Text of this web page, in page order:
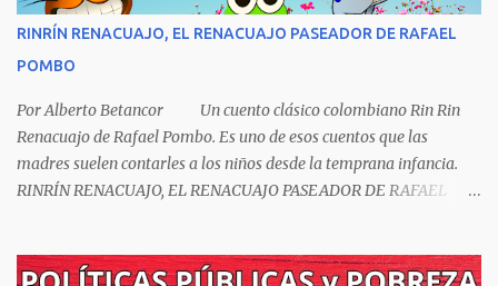
RINRÍN RENACUAJO, EL RENACUAJO PASEADOR DE RAFAEL
POMBO
Por Alberto Betancor Un cuento clásico colombiano Rin Rin
Renacuajo de Rafael Pombo. Es uno de esos cuentos que las
madres suelen contarles a los niños desde la temprana infancia.
RINRÍN RENACUAJO, EL RENACUAJO PASEADOR DE RAFAEL
Sombrero encintado y chupa de boda. -¡Muchacho, no salgas!- le